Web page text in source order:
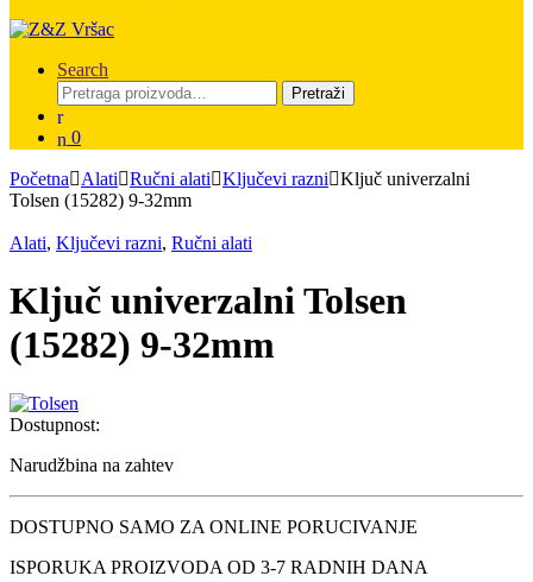
Search
Pretraga
za:
Pretraži
0
Početna Alati Ručni alati Ključevi razni
Ključ univerzalni
Tolsen (15282) 9-32mm
Alati, Ključevi razni, Ručni alati
Ključ univerzalni Tolsen
(15282) 9-32mm
Dostupnost:
Narudžbina na zahtev
DOSTUPNO SAMO ZA ONLINE PORUCIVANJE
ISPORUKA PROIZVODA OD 3-7 RADNIH DANA